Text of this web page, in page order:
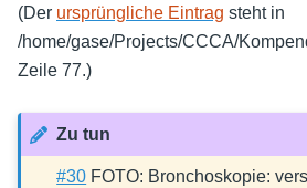
(Der ursprüngliche Eintrag steht in
/home/gase/Projects/CCCA/
Zeile 77.)
Zu tun
#30 FOTO: Bronchoskopie: